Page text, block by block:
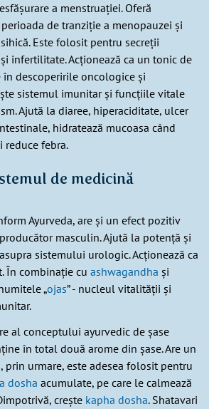
a menstruației. Oferă
de tranziție a menopauzei și
Este folosit pentru secreții
infertilitate. Acționează ca un tonic de
în descoperirile oncologice și
sistemul imunitar și funcțiile vitale
Ajută la diaree, hiperaciditate, ulcer
hidratează mucoasa când
reduce febra.
de medicină
Ayurveda, are și un efect pozitiv
masculin. Ajută la potență și
sistemului urologic. Acționează ca
În combinație cu ashwagandha și
„ojas” - nucleul vitalității și
al conceptului ayurvedic de șase
în total două arome din șase. Are un
prin urmare, este adesea folosit pentru
dosha acumulate, pe care le calmează
crește kapha dosha. Shatavari